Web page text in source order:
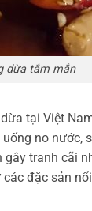
dừa tắm mắn
tại Việt
no nước,
tranh cãi
đặc sản